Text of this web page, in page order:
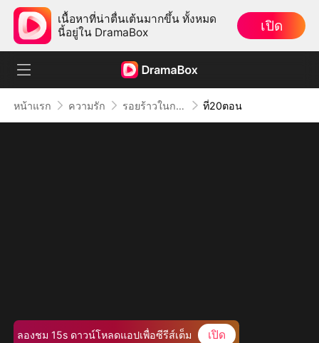
เนื้อหาที่น่าตื่นเต้นมากขึ้น ทั้งหมด
นี้อยู่ใน DramaBox
เปิด
หน้าแรก ความรัก รอยร้าวในกรงทอง ที่20ตอน
ลองชม 15s ดาวน์โหลดแอปเพื่อซีรีส์เต็ม เปิด